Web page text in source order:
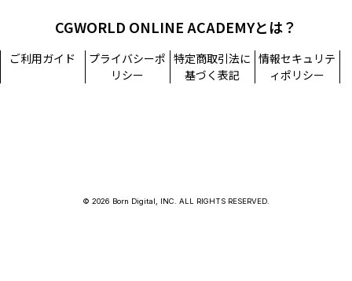
CGWORLD ONLINE ACADEMYとは？
ご利用ガイド
プライバシーポ
リシー
特定商取引法に
基づく表記
情報セキュリテ
ィポリシー
© 2026 Born Digital, INC. ALL RIGHTS RESERVED.